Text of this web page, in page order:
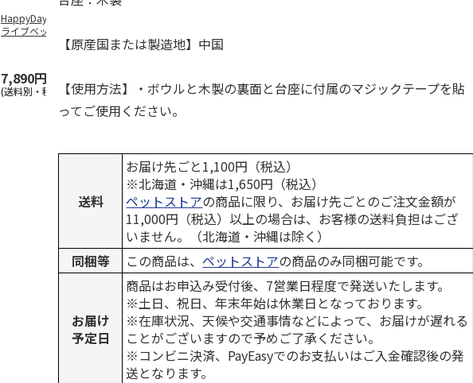
HappyDays 2wayド
ライブベッド グレ
7,890円
(送料別・税込)
イレ ナチュラルグ
(送料別・税込)
ンド 4L
1,320円
(送料別・税込) (送料別・税込) (送料別・税込)
【原産国または製造地】中国
【使用方法】・ボウルと木製の裏面と台座に付属のマジックテープを貼
ってご使用ください。
送料
お届け先ごと1,100円（税込）
※北海道・沖縄は1,650円（税込）
ペットストアの商品に限り、お届け先ごとのご注文金額が
11,000円（税込）以上の場合は、お客様の送料負担はござ
いません。（北海道・沖縄は除く）
同梱等
この商品は、ペットストアの商品のみ同梱可能です。
お届け
予定日
商品はお申込み受付後、7営業日程度で発送いたします。
※土日、祝日、年末年始は休業日となっております。
※在庫状況、天候や交通事情などによって、お届けが遅れる
ことがございますので予めご了承ください。
※コンビニ決済、PayEasyでのお支払いはご入金確認後の発
送となります。